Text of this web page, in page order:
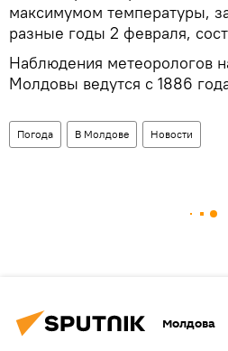
максимумом температуры,
разные годы 2 февраля,
Наблюдения метеорологов
Молдовы ведутся с 1886
Погода В Молдове Новости
Молдова